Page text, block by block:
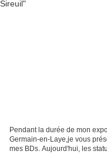
Pendant la durée de mon
Germain-en-Laye,je vous
mes BDs. Aujourd'hui, les